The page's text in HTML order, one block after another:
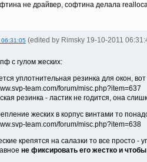
не драйвер, софтина делала
06:31:05 (edited by Rimsky 19-10-2011
с гулом жеских:
уплотнительная резинка для окон, вот
резинка - ластик не годится, она
жеских в корпус винтами то
крепятся на салазки то все просто
не фиксировать его жестко и